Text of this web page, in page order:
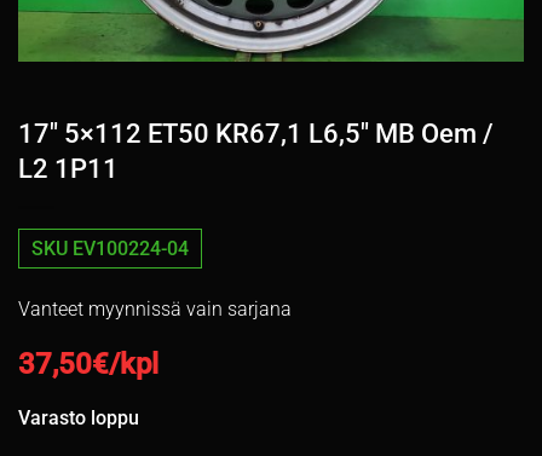
17″ 5×112 ET50 KR67,1 L6,5″ MB Oem /
L2 1P11
SKU EV100224-04
Vanteet myynnissä vain sarjana
37,50€/kpl
Varasto loppu